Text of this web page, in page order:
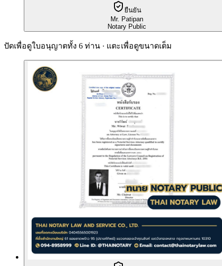
ยืนยัน
Mr. Patipan
Notary Public
ปัดเพื่อดูใบอนุญาตทั้ง 6 ท่าน · แตะเพื่อดูขนาดเต็ม